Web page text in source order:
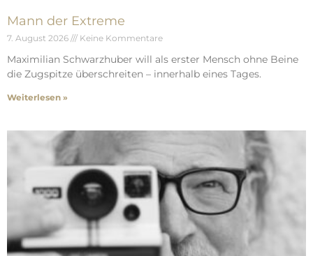
Mann der Extreme
7. August 2026 Keine Kommentare
Maximilian Schwarzhuber will als erster Mensch ohne Beine
die Zugspitze überschreiten – innerhalb eines Tages.
Weiterlesen »